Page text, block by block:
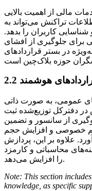
مالی از اهمیت بالایی
تراکنش می‌تواند به
کاربران را بدهد.
برای جلوگیری از افشای
در بستر قراردادهای
هوشمند
عمومی، به صورت ذاتی
دفترکل توزیع‌شده ثبت
از سانسور و تضمین
خصوصی و افزایش حجم
علاوه بر این، پردازش
محاسباتی و کارمزد
را افزایش می‌دهد.
Note: This section
knowledge, as specific